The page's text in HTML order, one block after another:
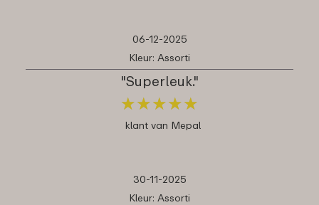
06-12-2025
Kleur: Assorti
"Superleuk."
★★★★★
★★★★★
klant van Mepal
30-11-2025
Kleur: Assorti